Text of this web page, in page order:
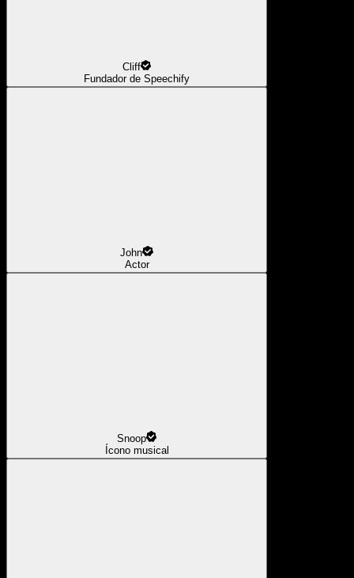
Cliff
Fundador de Speechify
John
Actor
Snoop
Ícono musical